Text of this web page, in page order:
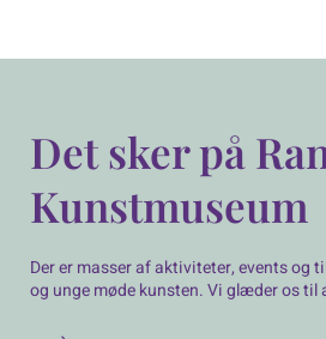
Det sker på
Kunstmuseum
Der er masser af aktiviteter, events og
og unge møde kunsten. Vi glæder os til